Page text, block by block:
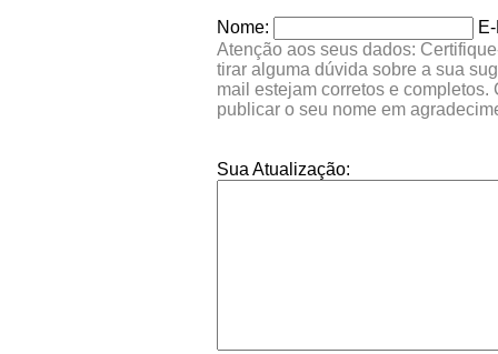
Nome:
Atenção aos seus dados:
tirar alguma dúvida sobre a sua
mail estejam corretos e
publicar o seu nome em
Sua Atualização: